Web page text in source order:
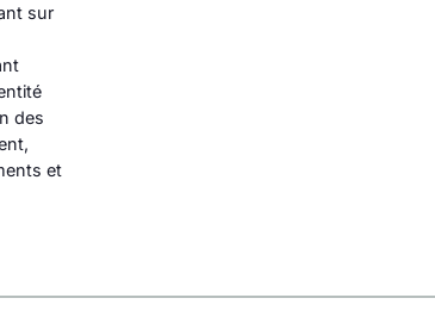
sur
des
et